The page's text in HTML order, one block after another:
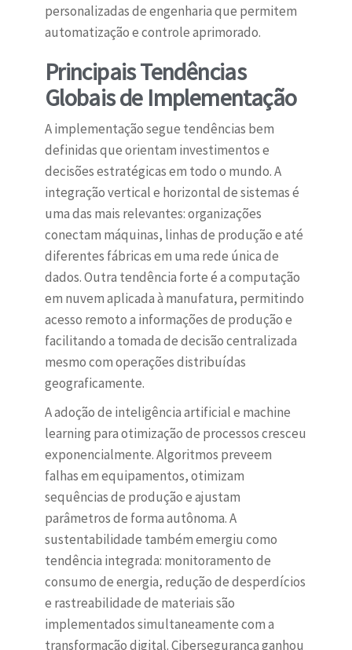
personalizadas de engenharia que permitem
automatização e controle aprimorado.
Principais Tendências
Globais de Implementação
A implementação segue tendências bem
definidas que orientam investimentos e
decisões estratégicas em todo o mundo. A
integração vertical e horizontal de sistemas é
uma das mais relevantes: organizações
conectam máquinas, linhas de produção e até
diferentes fábricas em uma rede única de
dados. Outra tendência forte é a computação
em nuvem aplicada à manufatura, permitindo
acesso remoto a informações de produção e
facilitando a tomada de decisão centralizada
mesmo com operações distribuídas
geograficamente.
A adoção de inteligência artificial e machine
learning para otimização de processos cresceu
exponencialmente. Algoritmos preveem
falhas em equipamentos, otimizam
sequências de produção e ajustam
parâmetros de forma autônoma. A
sustentabilidade também emergiu como
tendência integrada: monitoramento de
consumo de energia, redução de desperdícios
e rastreabilidade de materiais são
implementados simultaneamente com a
transformação digital. Cibersegurança ganhou